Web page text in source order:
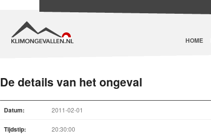
HOME
De details van het ongeval
Datum: 2011-02-01
Tijdstip: 20:30:00